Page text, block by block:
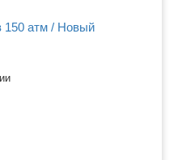
150 атм / Новый